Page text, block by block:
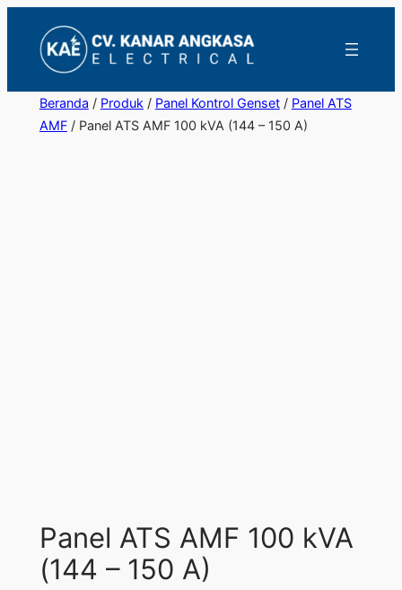
konten
Beranda / Produk / Panel Kontrol Genset/ Panel ATS
AMF/ Panel ATS AMF 100 kVA (144 – 150 A)
Panel ATS AMF 100 kVA
(144 – 150 A)